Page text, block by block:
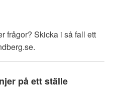
frågor? Skicka i så fall ett
på ett ställe